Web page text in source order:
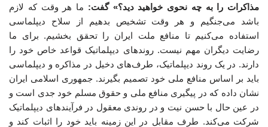
مذاکرات را به چه نحوی خواهید دید؟» گفت: ما هر وقت که لازم
باشد می‌جنگیم و هر وقت تشخیص بدهیم از سلاح دیپلماسی
استفاده می‌کنیم تا منافع ملت ایران را تحقق بخشیم. برای ما
رضایت دیگران مهم نیست. روندهای دیپلماتیک قواعد خاص خود را
دارند. در یک روند دیپلماتیک، طرف‌های دخیل در مذاکره و دیپلماسی
باید بر اساس منافع ملی خود تصمیم بگیرند. جمهوری اسلامی ایران
نشان داده که در پیگیری منافع ملی و حقوق مسلم خود جدی است و
در عین حال با حسن نیت و در روندی معقول در فرآیندهای دیپلماتیک
شرکت می‌کند. طرف مقابل در این زمینه باید خود را اثبات کند و